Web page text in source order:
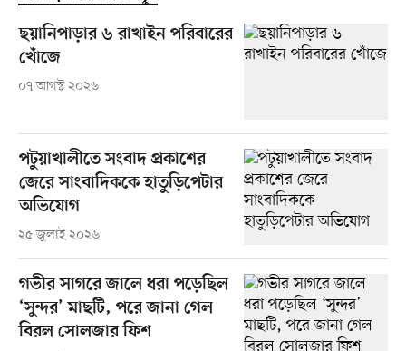
ছয়ানিপাড়ার ৬ রাখাইন পরিবারের
খোঁজে
০৭ আগস্ট ২০২৬
পটুয়াখালীতে সংবাদ প্রকাশের
জেরে সাংবাদিককে হাতুড়িপেটার
অভিযোগ
২৫ জুলাই ২০২৬
গভীর সাগরে জালে ধরা পড়েছিল
‘সুন্দর’ মাছটি, পরে জানা গেল
বিরল সোলজার ফিশ